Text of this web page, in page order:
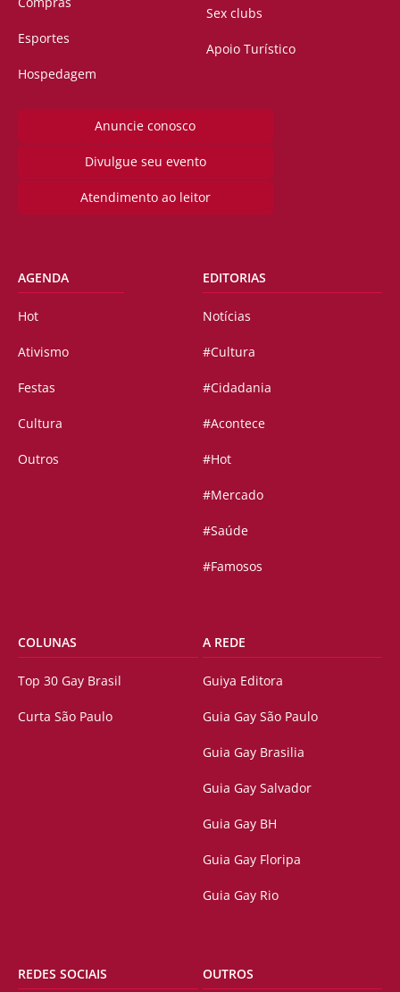
Esportes
Hospedagem
Sex clubs
Apoio Turístico
Anuncie conosco
Divulgue seu evento
Atendimento ao leitor
AGENDA
Hot
Ativismo
Festas
Cultura
Outros
EDITORIAS
Notícias
#Cultura
#Cidadania
#Acontece
#Hot
#Mercado
#Saúde
#Famosos
COLUNAS
Top 30 Gay Brasil
Curta São Paulo
A REDE
Guiya Editora
Guia Gay São Paulo
Guia Gay Brasilia
Guia Gay Salvador
Guia Gay BH
Guia Gay Floripa
Guia Gay Rio
REDES SOCIAIS OUTROS